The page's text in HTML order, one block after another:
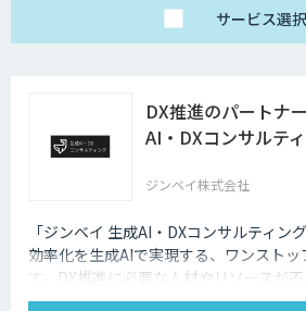
サービス選択
DX推進のパートナ
AI・DXコンサルティ
ジンベイ株式会社
「ジンベイ 生成AI・DXコンサルティン
効率化を生成AIで実現する、ワンスト
す。DX推進に必要な人材やリソースが
を解決し、業務課題の特定からソリュ